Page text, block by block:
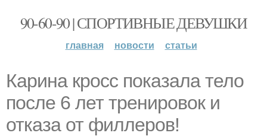
90-60-90 | СПОРТИВНЫЕ ДЕВУШКИ
главная новости статьи
Карина кросс показала тело
после 6 лет тренировок и
отказа от филлеров!